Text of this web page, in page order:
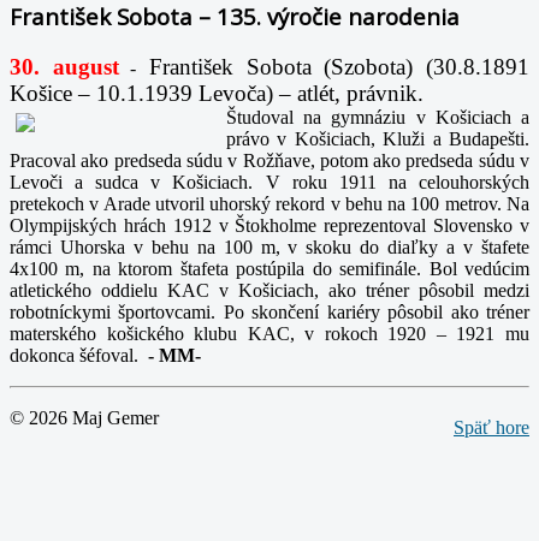
František Sobota – 135. výročie narodenia
30. august-
František Sobota (Szobota) (30.8.1891
Košice – 10.1.1939 Levoča) – atlét, právnik.
Študoval na gymnáziu v Košiciach a
právo v Košiciach, Kluži a Budapešti.
Pracoval ako predseda súdu v Rožňave, potom ako predseda súdu v
Levoči a sudca v Košiciach. V roku 1911 na celouhorských
pretekoch v Arade utvoril uhorský rekord v behu na 100 metrov. Na
Olympijských hrách 1912 v Štokholme reprezentoval Slovensko v
rámci Uhorska v behu na 100 m, v skoku do diaľky a v štafete
4x100 m, na ktorom štafeta postúpila do semifinále. Bol vedúcim
atletického oddielu KAC v Košiciach, ako tréner pôsobil medzi
robotníckymi športovcami. Po skončení kariéry pôsobil ako tréner
materského košického klubu KAC, v rokoch 1920 – 1921 mu
dokonca šéfoval. - MM-
Späť hore
© 2026 Maj Gemer